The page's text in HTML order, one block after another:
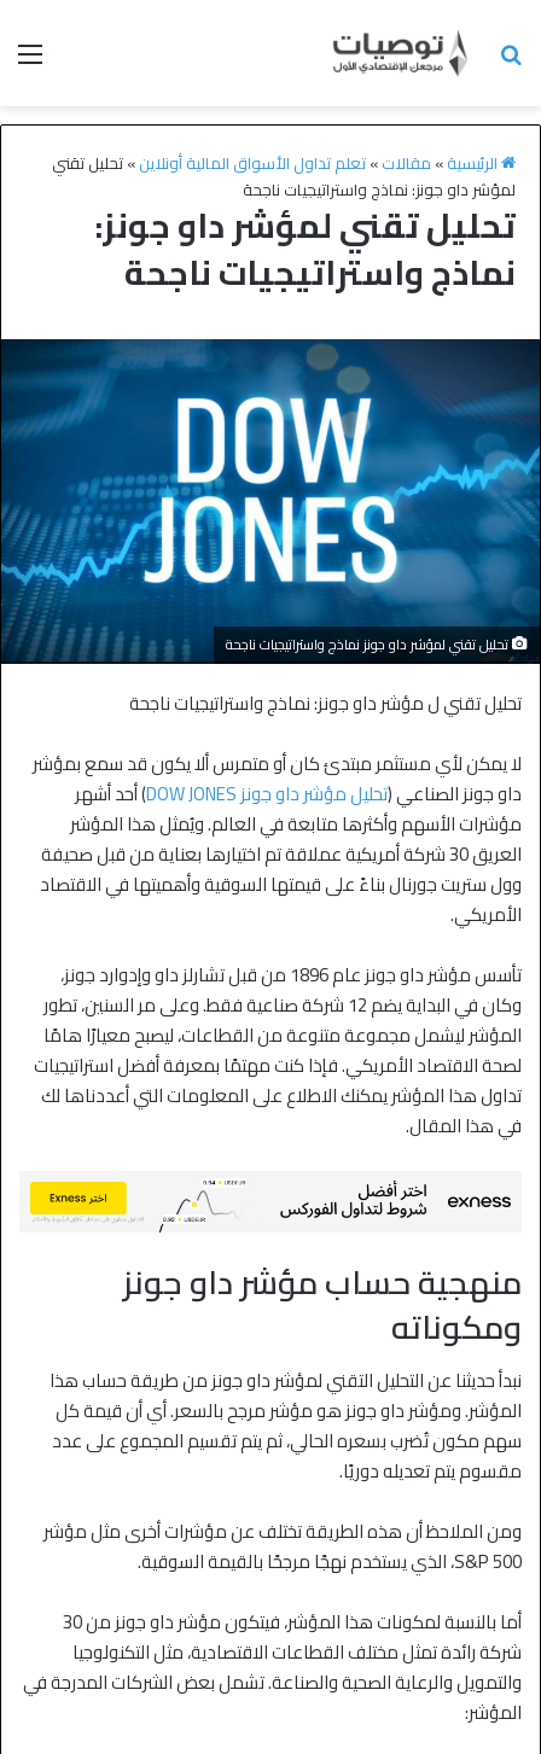
الرئيسية» مقالات»تعلم تداول الأسواق المالية أونلاين»تحليل تقني
لمؤشر داو جونز: نماذج واستراتيجيات ناجحة
تحليل تقني لمؤشر داو جونز:
نماذج واستراتيجيات ناجحة
تحليل تقني لمؤشر داو جونز نماذج واستراتيجيات ناجحة
تحليل تقني ل مؤشر داو جونز: نماذج واستراتيجيات ناجحة
لا يمكن لأي مستثمر مبتدئ كان أو متمرس ألا يكون قد سمع بمؤشر
داو جونز الصناعي (تحليل مؤشر داو جونز DOW JONES
) أحد أشهر
مؤشرات الأسهم وأكثرها متابعة في العالم. ويُمثل هذا المؤشر
العريق 30 شركة أمريكية عملاقة تم اختيارها بعناية من قبل صحيفة
وول ستريت جورنال بناءً على قيمتها السوقية وأهميتها في الاقتصاد
الأمريكي.
تأسس مؤشر داو جونز عام 1896 من قبل تشارلز داو وإدوارد جونز،
وكان في البداية يضم 12 شركة صناعية فقط. وعلى مر السنين، تطور
المؤشر ليشمل مجموعة متنوعة من القطاعات، ليصبح معيارًا هامًا
لصحة الاقتصاد الأمريكي. فإذا كنت مهتمًا بمعرفة أفضل استراتيجيات
تداول هذا المؤشر يمكنك الاطلاع على المعلومات التي أعددناها لك
في هذا المقال.
منهجية حساب مؤشر داو جونز
ومكوناته
نبدأ حديثنا عن التحليل التقني لمؤشر داو جونز من طريقة حساب هذا
المؤشر. ومؤشر داو جونز هو مؤشر مرجح بالسعر. أي أن قيمة كل
سهم مكون تُضرب بسعره الحالي، ثم يتم تقسيم المجموع على عدد
مقسوم يتم تعديله دوريًا.
ومن الملاحظ أن هذه الطريقة تختلف عن مؤشرات أخرى مثل مؤشر
S&P 500، الذي يستخدم نهجًا مرجحًا بالقيمة السوقية.
أما بالنسبة لمكونات هذا المؤشر، فيتكون مؤشر داو جونز من 30
شركة رائدة تمثل مختلف القطاعات الاقتصادية، مثل التكنولوجيا
والتمويل والرعاية الصحية والصناعة. تشمل بعض الشركات المدرجة في
المؤشر: